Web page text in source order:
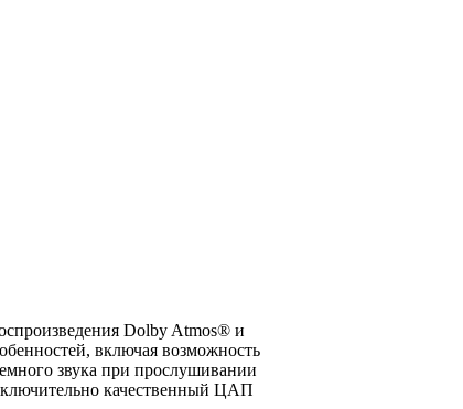
Dolby Atmos® и
включая возможность
звука при прослушивании
качественный ЦАП